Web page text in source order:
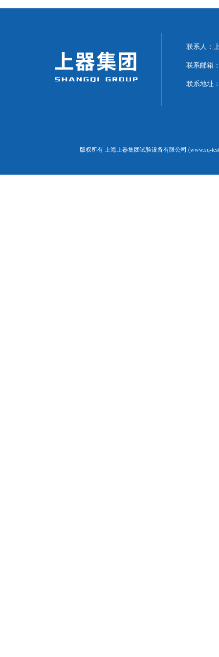
联系人：
联系邮箱
联系地址
版权所有 上海上器集团试验设备有限公司 (www.sq-